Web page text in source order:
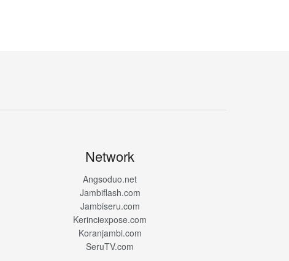
Network
Angsoduo.net
Jambiflash.com
Jambiseru.com
Kerinciexpose.com
Koranjambi.com
SeruTV.com